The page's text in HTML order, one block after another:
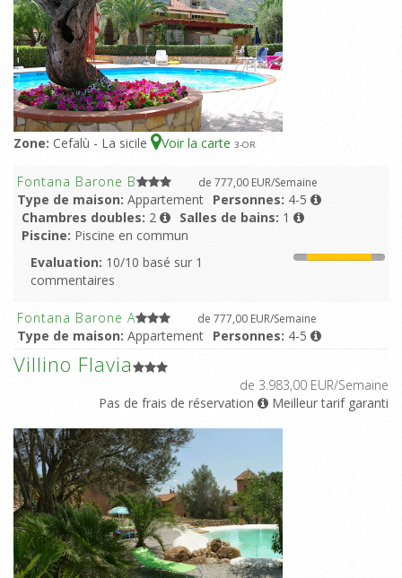
Zone: Cefalù - La sicile Voir la carte 3-OR
Fontana Barone B de 777,00 EUR/Semaine
Type de maison: Appartement Personnes: 4-5
Chambres doubles: 2 Salles de bains: 1
Piscine: Piscine en commun
Evaluation: 10/10 basé sur 1
commentaires
Fontana Barone A de 777,00 EUR/Semaine
Type de maison: Appartement Personnes: 4-5
Chambres doubles:
Piscine: Piscine en commun
Villino Flavia
de 3.983,00 EUR/Semaine
Pas de frais de réservation
Meilleur tarif garanti